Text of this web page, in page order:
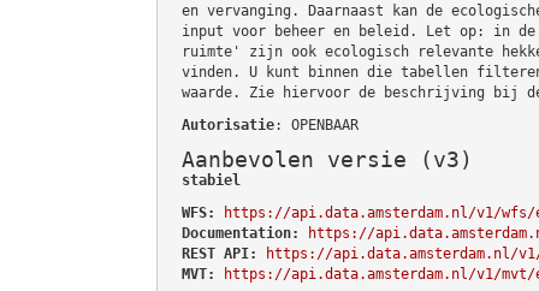
en vervanging. Daarnaast kan de
input voor beheer en beleid. Let op: in de
ruimte' zijn ook ecologisch relevante
vinden. U kunt binnen die tabellen
waarde. Zie hiervoor de beschrijving bij
Autorisatie: OPENBAAR
Aanbevolen versie (v3)
stabiel
WFS:
https://api.data.amsterdam.nl/v1/wfs/
Documentation:
https://
REST API:
https://api.data.amsterdam.nl/
MVT:
https://api.data.amsterdam.nl/v1/mvt/